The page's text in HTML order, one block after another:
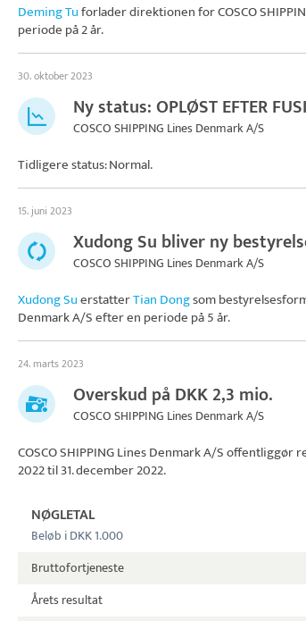
Deming Tuforlader direktionen forCOSCO
periode på 2 år.
30. oktober 2023
Ny status: OPLØST EFTER
COSCO SHIPPING Lines Denmark A/S
Tidligere status: Normal.
15. juni 2023
Xudong Su bliver ny
COSCO SHIPPING Lines Denmark A/S
Xudong SuerstatterTian Dongsom
Denmark A/Sefter en periode på 5 år.
24. marts 2023
Overskud på DKK 2,3 mio.
COSCO SHIPPING Lines Denmark A/S
COSCO SHIPPING Lines Denmark A/Soffentliggør
2022 til 31. december 2022.
NØGLETAL
Beløb i DKK 1.000
Bruttofortjeneste
Årets resultat